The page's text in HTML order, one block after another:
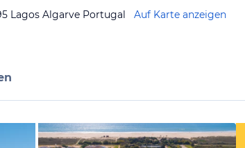
Lagos Algarve Portugal Auf Karte anzeigen